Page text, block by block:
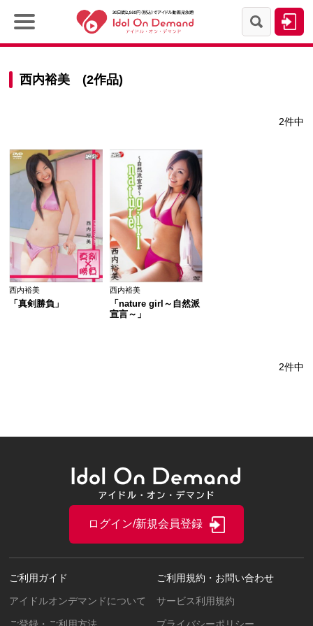
西内裕美 (2作品)
2件中
西内裕美
「真剣勝負」
西内裕美
「nature girl～自然派
宣言～」
2件中
ご利用ガイド
アイドルオンデマンドについて
ご利用規約・お問い合わせ
サービス利用規約
ログイン/新規会員登録